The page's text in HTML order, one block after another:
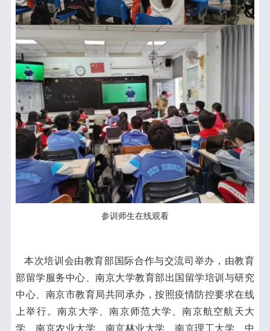
参训师生在线观看
本次培训会由教育部国际合作与交流司举办，由教育
部留学服务中心、南京大学教育部出国留学培训与研究
中心、南京市教育局共同承办，按照疫情防控要求在线
上举行。南京大学、南京师范大学、南京航空航天大
学、南京农业大学、南京林业大学、南京理工大学、中